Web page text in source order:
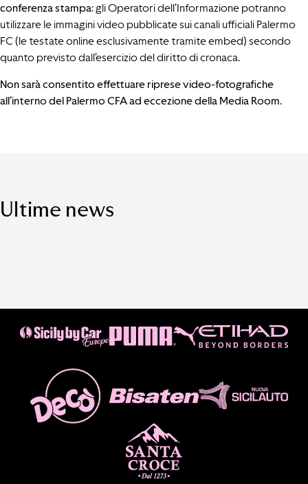
conferenza stampa: gli Operatori dell’Informazione potranno
utilizzare le immagini video pubblicate sui canali ufficiali Palermo
FC (le testate online esclusivamente tramite embed) secondo
quanto previsto dall’esercizio del diritto di cronaca.
Non sarà consentito effettuare riprese video-fotografiche
all’interno del Palermo CFA ad eccezione della Media Room.
Ultime news